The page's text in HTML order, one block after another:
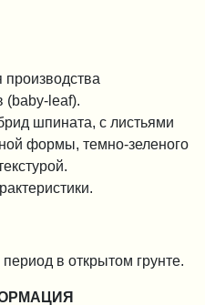
производства
(baby-leaf).
шпината, с листьями
формы, темно-зеленого
в открытом грунте.